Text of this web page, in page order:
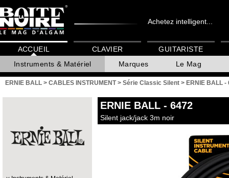
Achetez intelligent...
ACCUEIL
Instruments & Matériel
Marques Le Mag
CLAVIER GUITARISTE
ERNIE BALL > CABLES INSTRUMENT> Série Classic Silent > ERNIE BALL -
ERNIE BALL - 6472
Silent jack/jack 3m noir